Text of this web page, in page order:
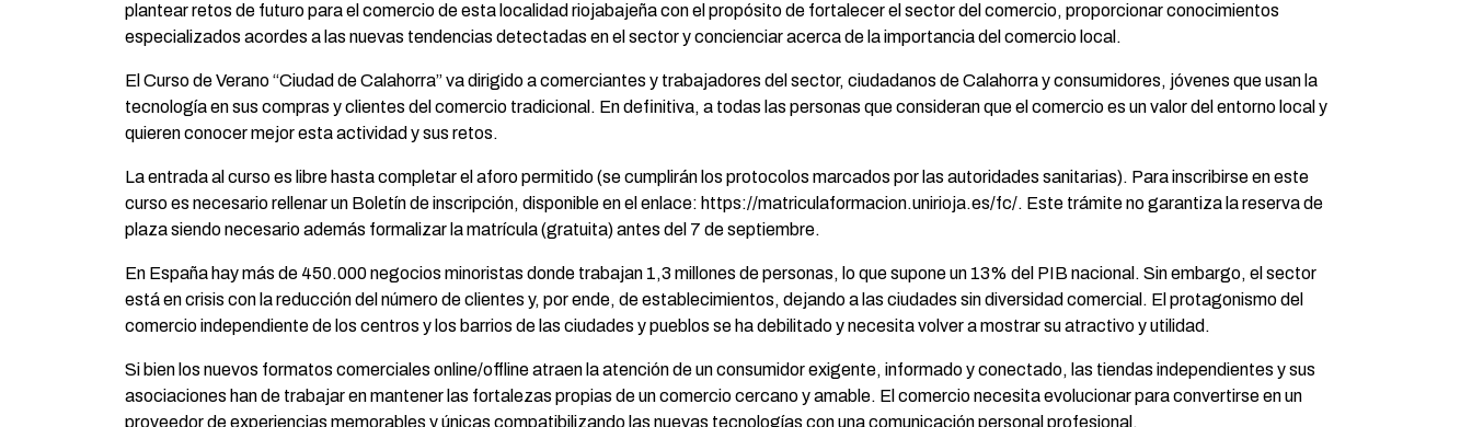
plantear retos de futuro para el comercio de esta localidad riojabajeña con el propósito de fortalecer el sector del comercio, proporcionar conocimientos
especializados acordes a las nuevas tendencias detectadas en el sector y concienciar acerca de la importancia del comercio local.
El Curso de Verano “Ciudad de Calahorra” va dirigido a comerciantes y trabajadores del sector, ciudadanos de Calahorra y consumidores, jóvenes que usan la
tecnología en sus compras y clientes del comercio tradicional. En definitiva, a todas las personas que consideran que el comercio es un valor del entorno local y
quieren conocer mejor esta actividad y sus retos.
La entrada al curso es libre hasta completar el aforo permitido (se cumplirán los protocolos marcados por las autoridades sanitarias). Para inscribirse en este
curso es necesario rellenar un Boletín de inscripción, disponible en el enlace: https://matriculaformacion.unirioja.es/fc/. Este trámite no garantiza la reserva de
plaza siendo necesario además formalizar la matrícula (gratuita) antes del 7 de septiembre.
En España hay más de 450.000 negocios minoristas donde trabajan 1,3 millones de personas, lo que supone un 13% del PIB nacional. Sin embargo, el sector
está en crisis con la reducción del número de clientes y, por ende, de establecimientos, dejando a las ciudades sin diversidad comercial. El protagonismo del
comercio independiente de los centros y los barrios de las ciudades y pueblos se ha debilitado y necesita volver a mostrar su atractivo y utilidad.
Si bien los nuevos formatos comerciales online/offline atraen la atención de un consumidor exigente, informado y conectado, las tiendas independientes y sus
asociaciones han de trabajar en mantener las fortalezas propias de un comercio cercano y amable. El comercio necesita evolucionar para convertirse en un
proveedor de experiencias memorables y únicas compatibilizando las nuevas tecnologías con una comunicación personal profesional.